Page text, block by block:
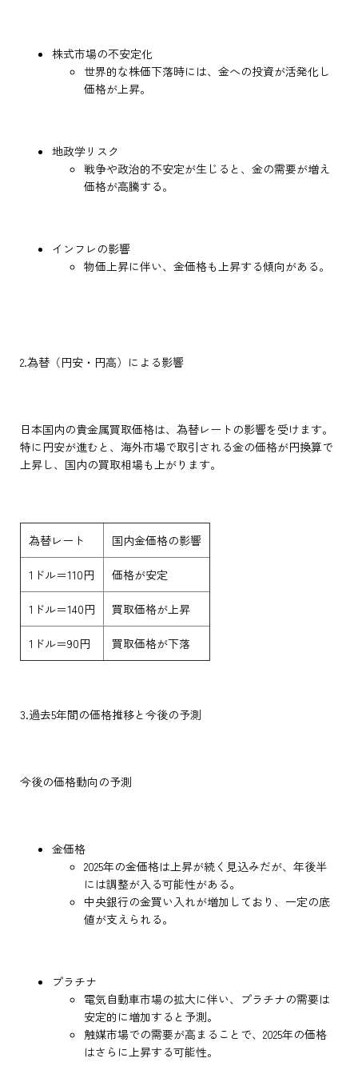
株式市場の不安定化
世界的な株価下落時には、金への投資が活発化し
価格が上昇。
地政学リスク
戦争や政治的不安定が生じると、金の需要が増え
価格が高騰する。
インフレの影響
物価上昇に伴い、金価格も上昇する傾向がある。
2.為替（円安・円高）による影響
日本国内の貴金属買取価格は、為替レートの影響を受けます。
特に円安が進むと、海外市場で取引される金の価格が円換算で
上昇し、国内の買取相場も上がります。
為替レート 国内金価格の影響
1ドル＝110円 価格が安定
1ドル＝140円 買取価格が上昇
1ドル＝90円 買取価格が下落
3.過去5年間の価格推移と今後の予測
今後の価格動向の予測
金価格
2025年の金価格は上昇が続く見込みだが、年後半
には調整が入る可能性がある。
中央銀行の金買い入れが増加しており、一定の底
値が支えられる。
プラチナ
電気自動車市場の拡大に伴い、プラチナの需要は
安定的に増加すると予測。
触媒市場での需要が高まることで、2025年の価格
はさらに上昇する可能性。